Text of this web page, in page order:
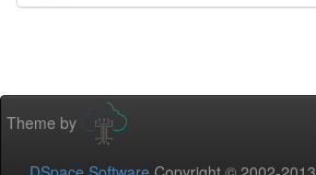
Theme by